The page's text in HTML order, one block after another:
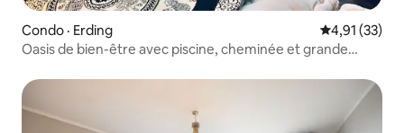
Condo · Erding Note
4,91 (33)
Oasis de bien-être avec piscine, cheminée et grande